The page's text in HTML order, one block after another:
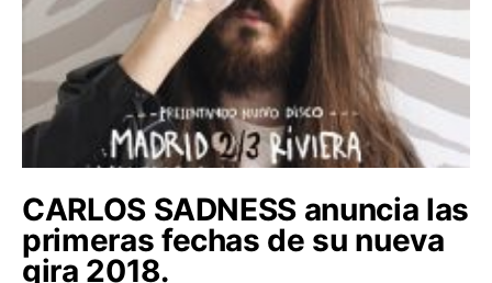
CARLOS SADNESS anuncia las
primeras fechas de su nueva
gira 2018.